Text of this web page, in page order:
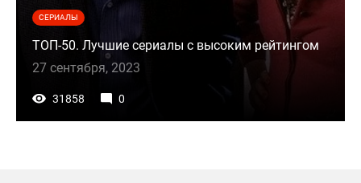
СЕРИАЛЫ
ТОП-50. Лучшие сериалы с высоким рейтингом
27 сентября, 2023
31858 0